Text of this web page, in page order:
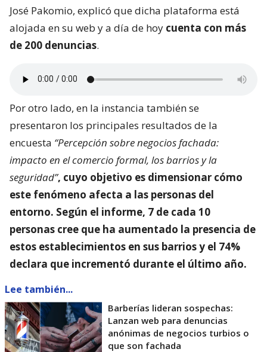
José Pakomio, explicó que dicha plataforma está
alojada en su web y a día de hoy cuenta con más
de 200 denuncias.
Por otro lado, en la instancia también se
presentaron los principales resultados de la
encuesta “Percepción sobre negocios fachada:
impacto en el comercio formal, los barrios y la
seguridad”, cuyo objetivo es dimensionar cómo
este fenómeno afecta a las personas del
entorno. Según el informe, 7 de cada 10
personas cree que ha aumentado la presencia de
estos establecimientos en sus barrios y el 74%
declara que incrementó durante el último año.
Lee también...
Barberías lideran sospechas:
Lanzan web para denuncias
anónimas de negocios turbios o
que son fachada